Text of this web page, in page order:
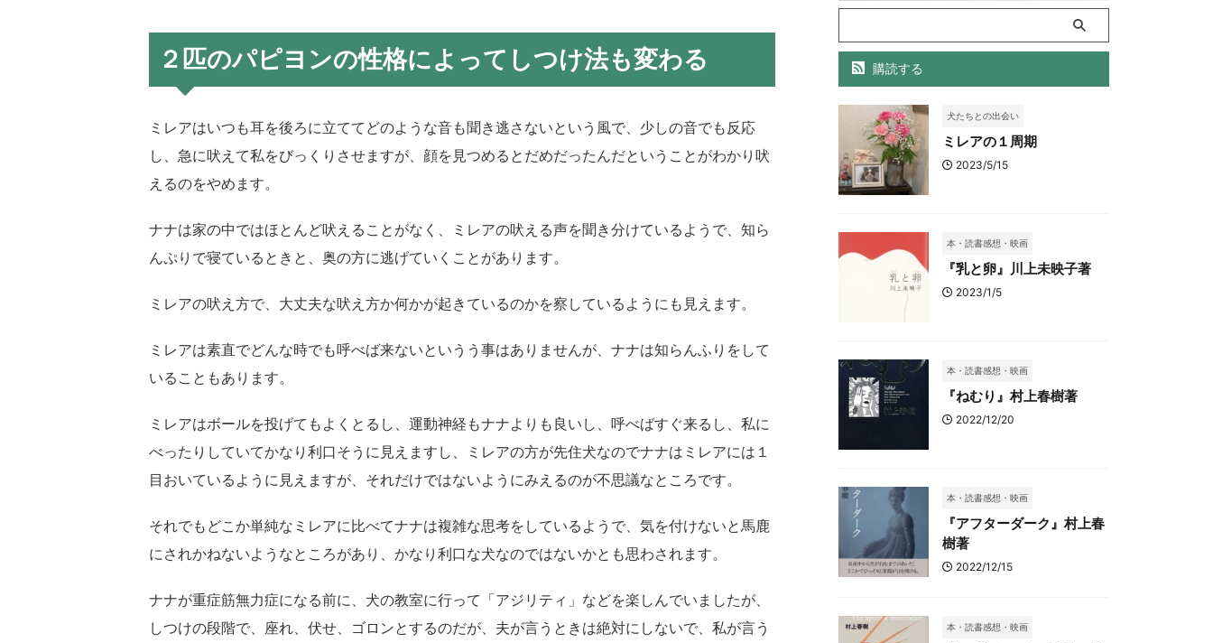
２匹のパピヨンの性格によってしつけ法も変わる
ミレアはいつも耳を後ろに立ててどのような音も聞き逃さないという風で、少しの音でも反応
し、急に吠えて私をびっくりさせますが、顔を見つめるとだめだったんだということがわかり吠
えるのをやめます。
ナナは家の中ではほとんど吠えることがなく、ミレアの吠える声を聞き分けているようで、知ら
んぷりで寝ているときと、奥の方に逃げていくことがあります。
ミレアの吠え方で、大丈夫な吠え方か何かが起きているのかを察しているようにも見えます。
ミレアは素直でどんな時でも呼べば来ないというう事はありませんが、ナナは知らんふりをして
いることもあります。
ミレアはボールを投げてもよくとるし、運動神経もナナよりも良いし、呼べばすぐ来るし、私に
べったりしていてかなり利口そうに見えますし、ミレアの方が先住犬なのでナナはミレアには１
目おいているように見えますが、それだけではないようにみえるのが不思議なところです。
それでもどこか単純なミレアに比べてナナは複雑な思考をしているようで、気を付けないと馬鹿
にされかねないようなところがあり、かなり利口な犬なのではないかとも思わされます。
ナナが重症筋無力症になる前に、犬の教室に行って「アジリティ」などを楽しんでいましたが、
しつけの段階で、座れ、伏せ、ゴロンとするのだが、夫が言うときは絶対にしないで、私が言う
購読する
犬たちとの出会い
ミレアの１周期
2023/5/15
本・読書感想・映画
『乳と卵』川上未映子著
2023/1/5
本・読書感想・映画
『ねむり』村上春樹著
2022/12/20
本・読書感想・映画
『アフターダーク』村上春
樹著
2022/12/15
本・読書感想・映画